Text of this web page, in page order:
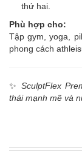
thứ hai.
Phù hợp cho:
Tập gym, yoga,
phong cách
✨SculptFlex
thái mạnh mẽ và